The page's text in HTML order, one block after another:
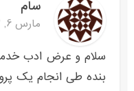
سام
مارس 6, 2022 در 1:03 ق.ظ
سلام و عرض ادب
بنده طی انجام یک